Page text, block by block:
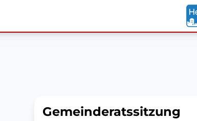
Gemeinderatssitzung